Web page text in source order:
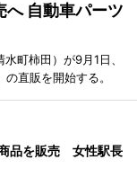
へ 自動車パーツ
町柿田）が9月1日、
直販を開始する。
品を販売 女性駅長